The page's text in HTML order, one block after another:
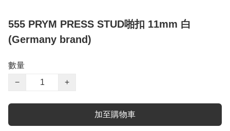
555 PRYM PRESS STUD啪扣 11mm 白
(Germany brand)
數量
−
+
加至購物車